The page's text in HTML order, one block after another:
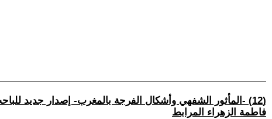
(12) -المأثور الشفهي وأشكال الفرجة بالمغرب- إصدار جديد للباحث عز الدين المعتصم
فاطمة الزهراء المرابط